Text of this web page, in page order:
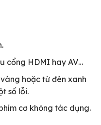
cổng HDMI hay AV…
hoặc từ đèn xanh
số lỗi.
cơ không tác dụng.